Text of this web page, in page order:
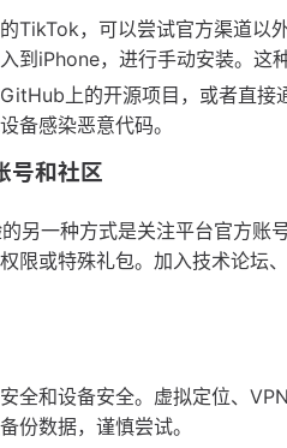
TikTok，可以尝试官方渠道以
到iPhone，进行手动安装。这
上的开源项目，或者直接
备感染恶意代码。
号和社区
另一种方式是关注平台官方账
限或特殊礼包。加入技术论坛
全和设备安全。虚拟定位、
份数据，谨慎尝试。